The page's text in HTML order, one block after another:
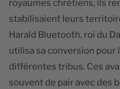
royaumes chrétiens, ils
stabilisaient leurs
Harald Bluetooth, roi du
utilisa sa conversion
différentes tribus. Ces
souvent de pair avec des